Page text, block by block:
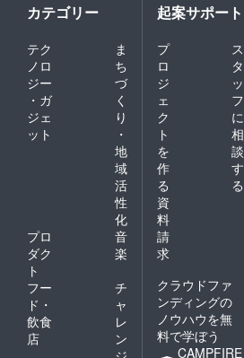
カテゴリー
テク
ノロ
ジー
・ガ
ジェ
ット
ま
ち
づ
く
り
・
地
域
活
性
化
プロ
ダク
ト
音
楽
フー
ド・
飲食
店
チ
ャ
レ
ン
起案サポート
プ
ロ
ジ
ェ
ク
ト
を
作
る
ス
タ
ッ
フ
に
相
談
す
る
資
料
請
求
クラウドファ
ンディングの
ノウハウを無
料で学ぼう
CAMPFIRE